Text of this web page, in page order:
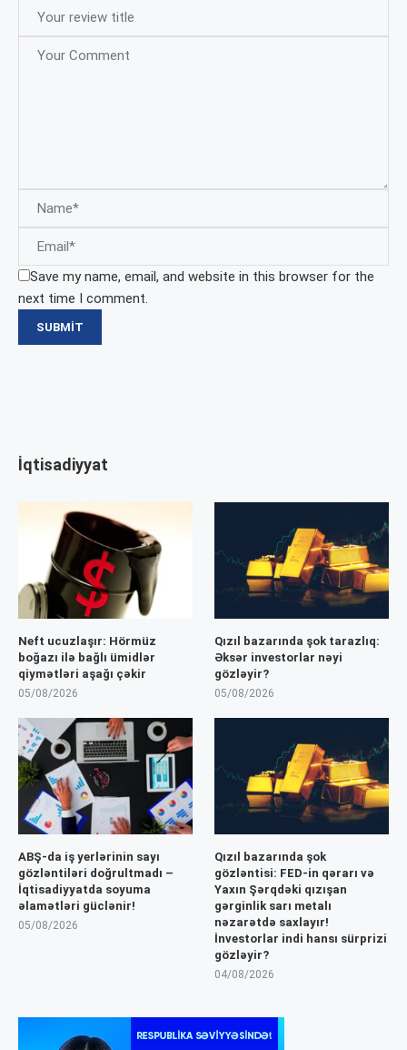
Save my name, email, and website in this browser for the
next time I comment.
İqtisadiyyat
Neft ucuzlaşır: Hörmüz
boğazı ilə bağlı ümidlər
qiymətləri aşağı çəkir
05/08/2026
Qızıl bazarında şok tarazlıq:
Əksər investorlar nəyi
gözləyir?
05/08/2026
ABŞ-da iş yerlərinin sayı
gözləntiləri doğrultmadı –
İqtisadiyyatda soyuma
əlamətləri güclənir!
05/08/2026
Qızıl bazarında şok
gözləntisi: FED-in qərarı və
Yaxın Şərqdəki qızışan
gərginlik sarı metalı
nəzarətdə saxlayır!
İnvestorlar indi hansı sürprizi
gözləyir?
04/08/2026